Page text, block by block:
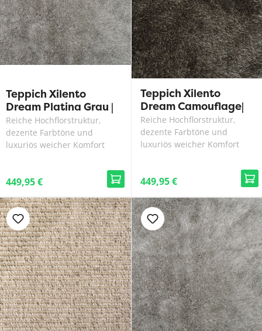
Teppich Xilento
Dream Platina Grau |
200 x 300 cm
Reiche Hochflorstruktur,
dezente Farbtöne und
luxuriös weicher Komfort
449,95 €
Teppich Xilento
Dream Camouflage|
200 x 300 cm
Reiche Hochflorstruktur,
dezente Farbtöne und
luxuriös weicher Komfort
449,95 €